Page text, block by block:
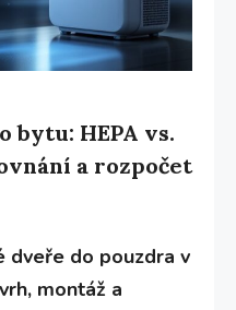
bytu: HEPA vs.
a rozpočet
dveře do pouzdra v
montáž a